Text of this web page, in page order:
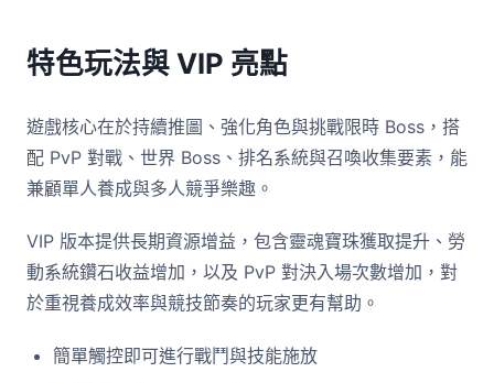
特色玩法與 VIP 亮點
遊戲核心在於持續推圖、強化角色與挑戰限時 Boss，搭
配 PvP 對戰、世界 Boss、排名系統與召喚收集要素，能
兼顧單人養成與多人競爭樂趣。
VIP 版本提供長期資源增益，包含靈魂寶珠獲取提升、勞
動系統鑽石收益增加，以及 PvP 對決入場次數增加，對
於重視養成效率與競技節奏的玩家更有幫助。
簡單觸控即可進行戰鬥與技能施放